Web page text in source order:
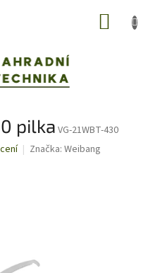
pilka VG-21WBT-430
Značka: Weibang